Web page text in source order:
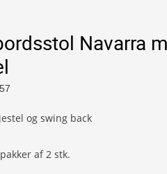
Navarra
og swing back
af 2 stk.